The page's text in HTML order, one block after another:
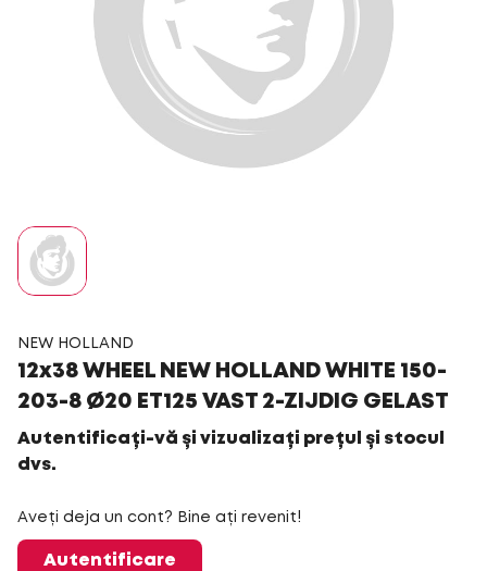
NEW HOLLAND
12x38 WHEEL NEW HOLLAND WHITE 150-
203-8 Ø20 ET125 VAST 2-ZIJDIG GELAST
Autentificați-vă și vizualizați prețul și stocul
dvs.
Aveți deja un cont? Bine ați revenit!
Autentificare